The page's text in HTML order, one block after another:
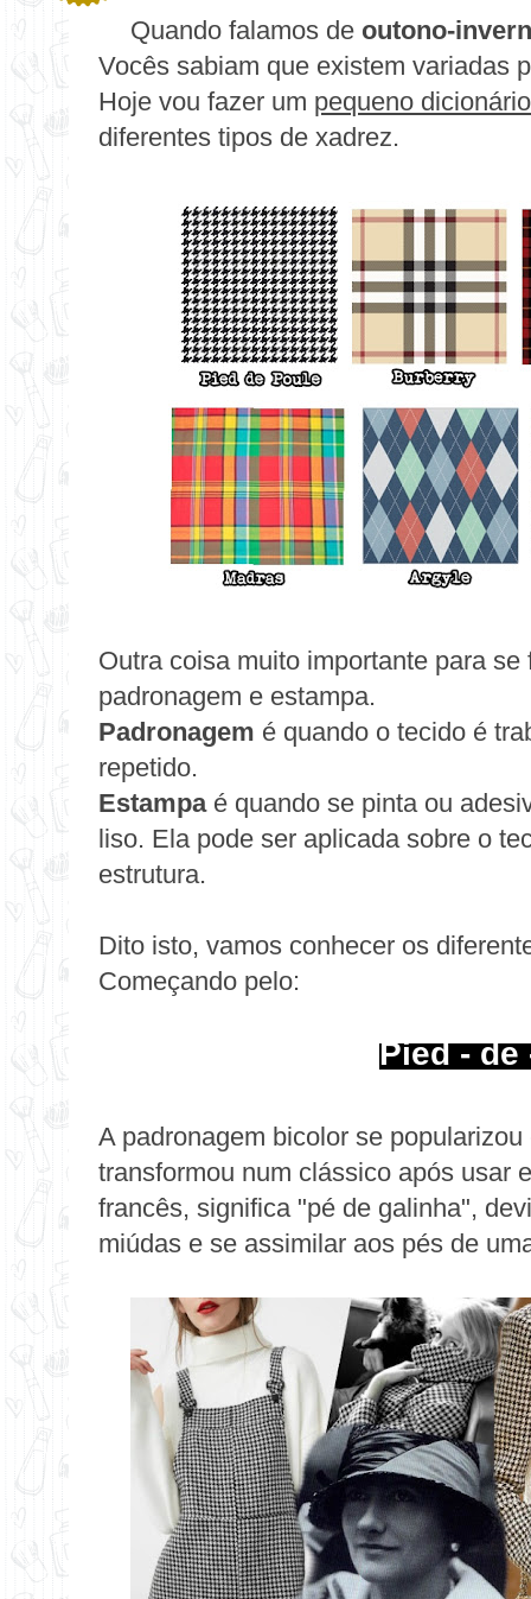
Quando falamos de outono-
Vocês sabiam que existem variadas
Hoje vou fazer um pequeno
diferentes tipos de xadrez.
Outra coisa muito importante para
padronagem e estampa.
Padronagem é quando o tecido é
repetido.
Estampaé quando se pinta ou
liso. Ela pode ser aplicada sobre o
estrutura.
Dito isto, vamos conhecer os
Começando pelo:
Pied - de
A padronagem bicolor se
transformou num clássico após usar
francês, significa "pé de galinha",
miúdas e se assimilar aos pés de